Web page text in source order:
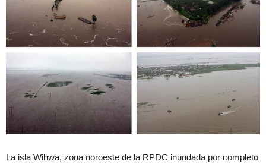
La isla Wihwa, zona noroeste de la RPDC inundada por completo